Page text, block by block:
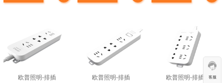
欧普照明-排插 欧普照明-排插 欧普照明-排插 客服